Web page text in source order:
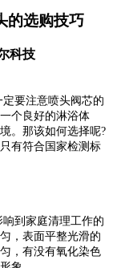
的选购技巧
科技
要注意喷头阀芯的
个良好的淋浴体
。那该如何选择呢?
有符合国家检测标
到家庭清理工作的
，表面平整光滑的
，有没有氧化染色